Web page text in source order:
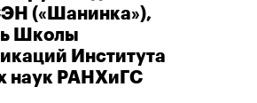
(«Шанинка»),
Школы
Института
наук РАНХиГС